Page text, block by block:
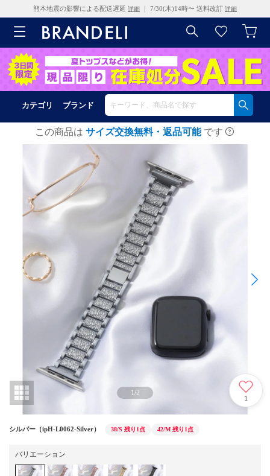
熊本地震の影響による配送遅延 詳細 ｜ 7/30(木)14時〜 送料改訂 詳細
カテゴリ ブランド
この商品は サイズ交換無料・返品可能 です
1/2
1
シルバー（ipH-L0062-Silver） 38/S 残り1点 42/M 残り1点
バリエーション